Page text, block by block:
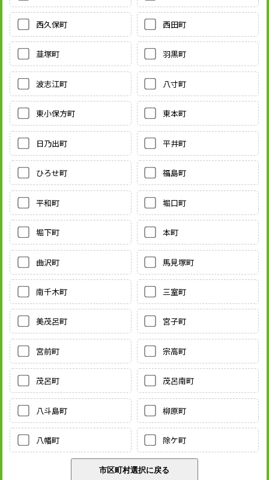
西久保町 西田町
韮塚町 羽黒町
波志江町 八寸町
東小保方町 東本町
日乃出町 平井町
ひろせ町 福島町
平和町 堀口町
堀下町 本町
曲沢町 馬見塚町
南千木町 三室町
美茂呂町 宮子町
宮前町 宗高町
茂呂町 茂呂南町
八斗島町 柳原町
八幡町 除ケ町